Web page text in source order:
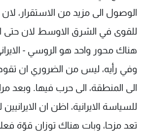
الوصول الى مزيد من الاستقرار، لان
للقوى في الشرق الاوسط لان حتى
هناك محور واحد هو الروسي -
وفي رأيه، ليس من الضروري ان
الى المنطقة، الى حرب فيها. وبعد
للسياسة الايرانية، اظن ان
تعد مزحا، وبات هناك توزان قوّة